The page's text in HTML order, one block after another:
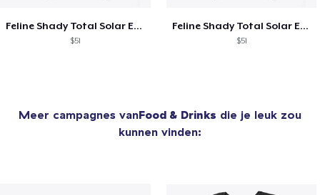
Feline Shady Total Solar Eclipse Tijuana
$51
Feline Shady Total Solar Eclipse Toledo
$51
Meer campagnes vanFood & Drinks die je leuk zou
kunnen vinden: